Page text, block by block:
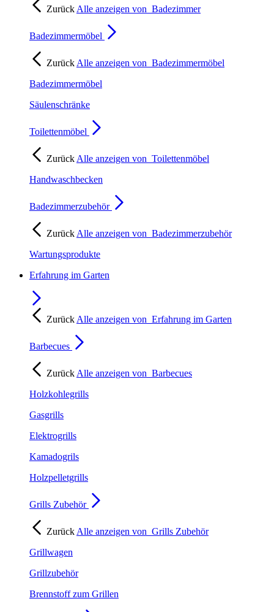
Zurück Alle anzeigen von Badezimmer
Badezimmermöbel
Zurück Alle anzeigen von Badezimmermöbel
Badezimmermöbel
Säulenschränke
Toilettenmöbel
Zurück Alle anzeigen von Toilettenmöbel
Handwaschbecken
Badezimmerzubehör
Zurück Alle anzeigen von Badezimmerzubehör
Wartungsprodukte
Erfahrung im Garten
Zurück Alle anzeigen von Erfahrung im Garten
Barbecues
Zurück Alle anzeigen von Barbecues
Holzkohlegrills
Gasgrills
Elektrogrills
Kamadogrils
Holzpelletgrills
Grills Zubehör
Zurück Alle anzeigen von Grills Zubehör
Grillwagen
Grillzubehör
Brennstoff zum Grillen